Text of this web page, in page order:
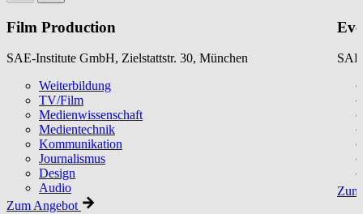
Film Production
SAE-Institute GmbH, Zielstattstr. 30, München
Weiterbildung
TV/Film
Medienwissenschaft
Medientechnik
Kommunikation
Journalismus
Design
Audio
Zum Angebot